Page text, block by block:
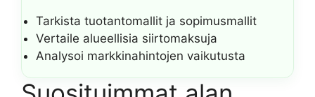
Tarkista tuotantomallit ja sopimusmallit
Vertaile alueellisia siirtomaksuja
Analysoi markkinahintojen vaikutusta